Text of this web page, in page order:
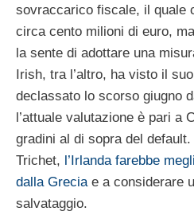
sovraccarico fiscale, il quale
circa cento milioni di euro,
la sente di adottare una
Irish, tra l’altro, ha visto il
declassato lo scorso giugno
l’attuale valutazione è pari a
gradini al di sopra del
Trichet, l’Irlanda farebbe
dalla Greciae a considerare
salvataggio.